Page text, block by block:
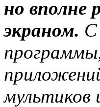
но вполне
экраном. С
мультиков